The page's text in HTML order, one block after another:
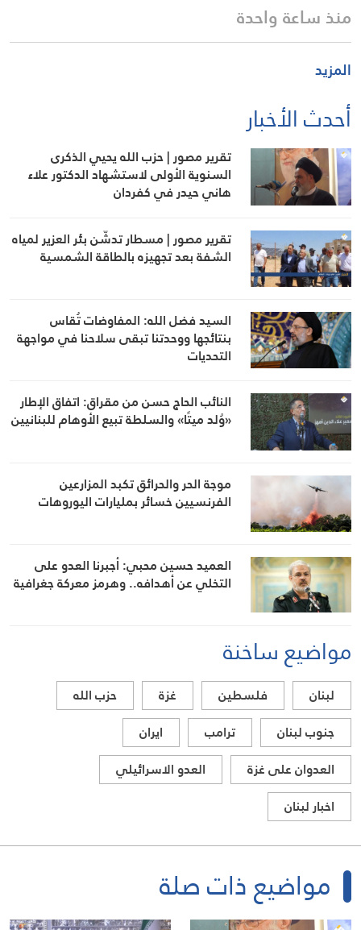
منذ ساعة واحدة
المزيد
أحدث الأخبار
تقرير مصور | حزب الله يحيي الذكرى
السنوية الأولى لاستشهاد الدكتور علاء
هاني حيدر في كفردان
تقرير مصور | مسطار تدشّن بئر العزير لمياه
الشفة بعد تجهيزه بالطاقة الشمسية
السيد فضل الله: المفاوضات تُقاس
بنتائجها ووحدتنا تبقى سلاحنا في مواجهة
التحديات
النائب الحاج حسن من مقراق: اتفاق الإطار
«وُلد ميتًا» والسلطة تبيع الأوهام للبنانيين
موجة الحر والحرائق تكبد المزارعين
الفرنسيين خسائر بمليارات اليوروهات
العميد حسين محبي: أجبرنا العدو على
التخلي عن أهدافه.. وهرمز معركة جغرافية
مواضيع ساخنة
لبنان فلسطين غزة
حزب الله
جنوب لبنان
ترامب
ايران
العدوان على غزة
العدو الاسرائيلي
اخبار لبنان
مواضيع ذات صلة